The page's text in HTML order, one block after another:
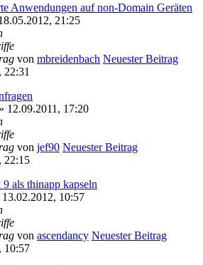
Anwendungen auf non-Domain Geräten
21:25
von mbreidenbach Neuester Beitrag
22:31
» 12.09.2011, 17:20
von jef90 Neuester Beitrag
22:15
als thinapp kapseln
13.02.2012, 10:57
von ascendancy Neuester Beitrag
10:57